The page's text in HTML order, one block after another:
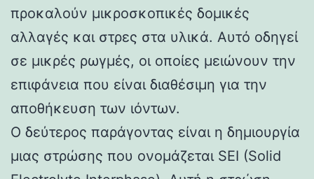
προκαλούν μικροσκοπικές δομικές
αλλαγές και στρες στα υλικά. Αυτό οδηγεί
σε μικρές ρωγμές, οι οποίες μειώνουν την
επιφάνεια που είναι διαθέσιμη για την
αποθήκευση των ιόντων.
Ο δεύτερος παράγοντας είναι η δημιουργία
μιας στρώσης που ονομάζεται SEI (Solid